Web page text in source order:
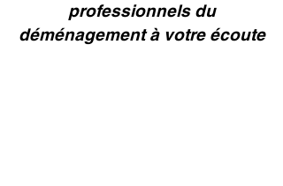
professionnels du
déménagement à votre écoute